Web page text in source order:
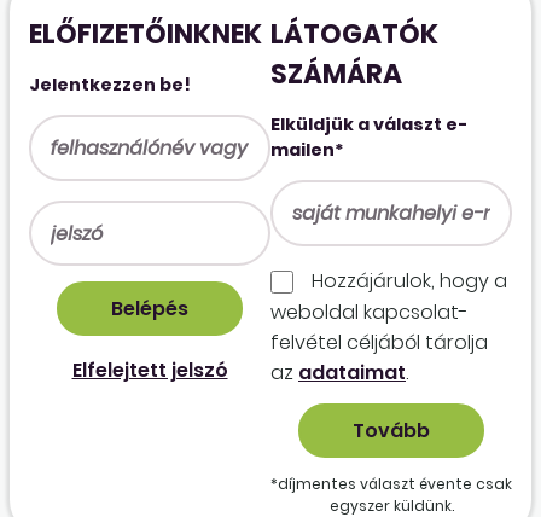
ELŐFIZETŐINKNEK
Jelentkezzen be!
Elfelejtett jelszó
LÁTOGATÓK
SZÁMÁRA
Elküldjük a választ e-
mailen*
Hozzájárulok, hogy a
weboldal kapcso­lat­
felvétel céljából tárolja
az adataimat.
*díjmentes választ évente csak
egyszer küldünk.